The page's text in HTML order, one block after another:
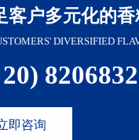
客户多元化的
DIVERSIFIED
即咨询